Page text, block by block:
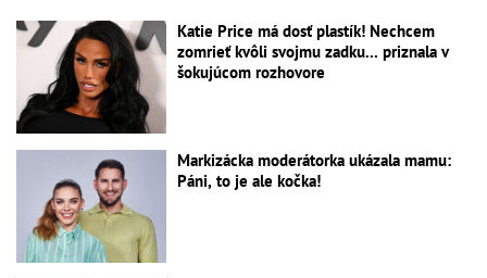
Katie Price má dosť plastík! Nechcem
zomrieť kvôli svojmu zadku... priznala v
šokujúcom rozhovore
Markizácka moderátorka ukázala mamu:
Páni, to je ale kočka!